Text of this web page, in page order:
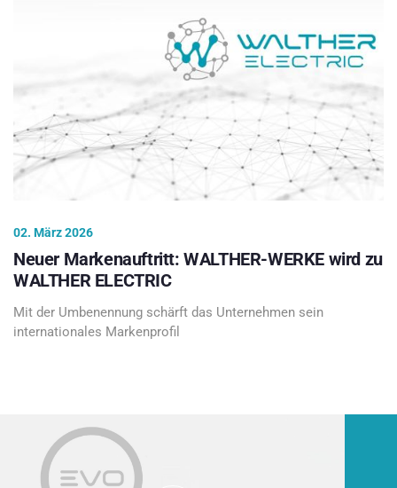
02. März 2026
Neuer Markenauftritt: WALTHER-WERKE wird zu
WALTHER ELECTRIC
Mit der Umbenennung schärft das Unternehmen sein
internationales Markenprofil